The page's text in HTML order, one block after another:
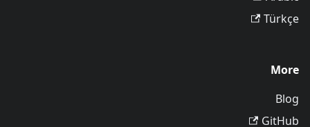
Türkçe
More
Blog
GitHub